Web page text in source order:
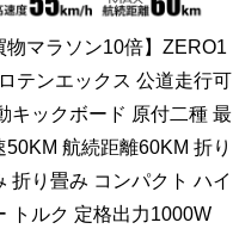
物マラソン10倍】ZERO1
テンエックス 公道走行可
キックボード 原付二種 最
50KM 航続距離60KM 折り
折り畳み コンパクト ハイ
トルク 定格出力1000W